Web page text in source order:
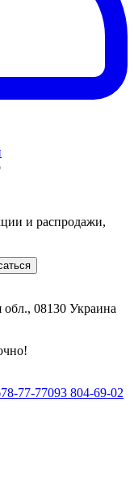
и распродажи,
обл., 08130 Украина
77-77093 804-69-02